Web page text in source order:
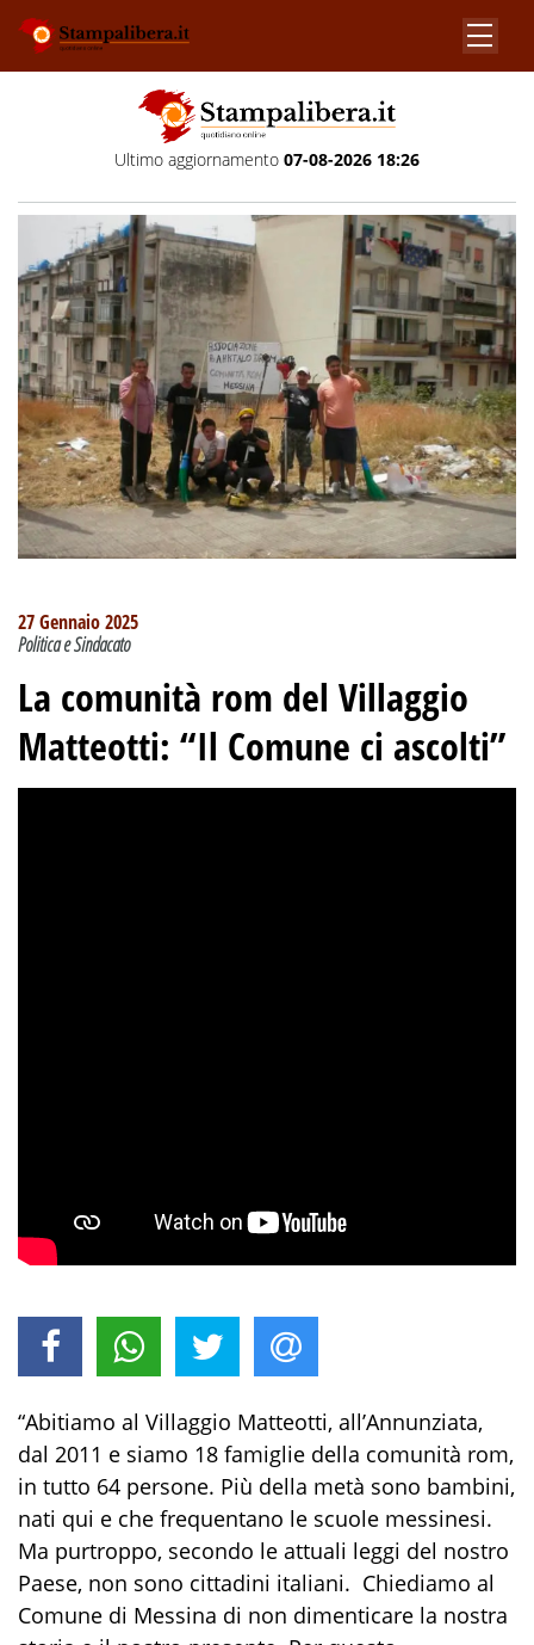
Ultimo aggiornamento 07-08-2026 18:26
27 Gennaio 2025
Politica e Sindacato
La comunità rom del Villaggio
Matteotti: “Il Comune ci ascolti”
“Abitiamo al Villaggio Matteotti, all’Annunziata,
dal 2011 e siamo 18 famiglie della comunità rom,
in tutto 64 persone. Più della metà sono bambini,
nati qui e che frequentano le scuole messinesi.
Ma purtroppo, secondo le attuali leggi del nostro
Paese, non sono cittadini italiani. Chiediamo al
Comune di Messina di non dimenticare la nostra